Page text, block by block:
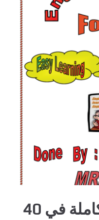
قواعد الانجليزية كاملة في 40